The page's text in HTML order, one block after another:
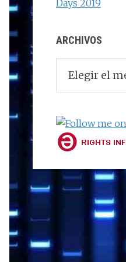
Days 2019
ARCHIVOS